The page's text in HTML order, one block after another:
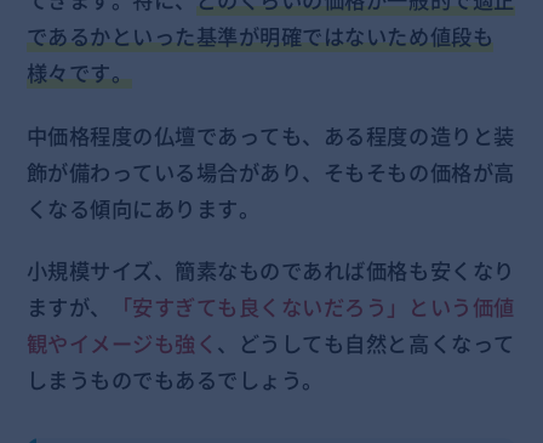
であるかといった基準が明確ではないため値段も
様々です。
中価格程度の仏壇であっても、ある程度の造りと装
飾が備わっている場合があり、そもそもの価格が高
くなる傾向にあります。
小規模サイズ、簡素なものであれば価格も安くなり
ますが、
「安すぎても良くないだろう」という価値
観やイメージも強く 、どうしても自然と高くなって
しまうものでもあるでしょう。